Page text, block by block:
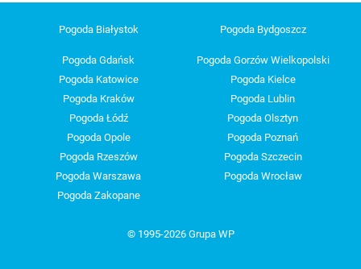
Pogoda Białystok Pogoda Bydgoszcz
Pogoda Gdańsk
Pogoda Gorzów Wielkopolski
Pogoda Katowice
Pogoda Kielce
Pogoda Kraków
Pogoda Lublin
Pogoda Łódź
Pogoda Olsztyn
Pogoda Opole
Pogoda Poznań
Pogoda Rzeszów
Pogoda Szczecin
Pogoda Warszawa
Pogoda Wrocław
Pogoda Zakopane
© 1995-2026 Grupa WP